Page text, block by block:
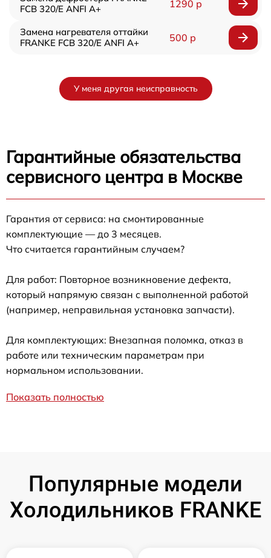
FCB 320/E ANFI A+
1290 р
Замена нагревателя оттайки
FRANKE FCB 320/E ANFI A+
500 р
У меня другая неисправность
Гарантийные обязательства
сервисного центра в Москве
Гарантия от сервиса: на смонтированные
комплектующие — до 3 месяцев.
Что считается гарантийным случаем?
Для работ: Повторное возникновение дефекта,
который напрямую связан с выполненной работой
(например, неправильная установка запчасти).
Для комплектующих: Внезапная поломка, отказ в
работе или техническим параметрам при
нормальном использовании.
Показать полностью
Популярные модели
Холодильников FRANKE